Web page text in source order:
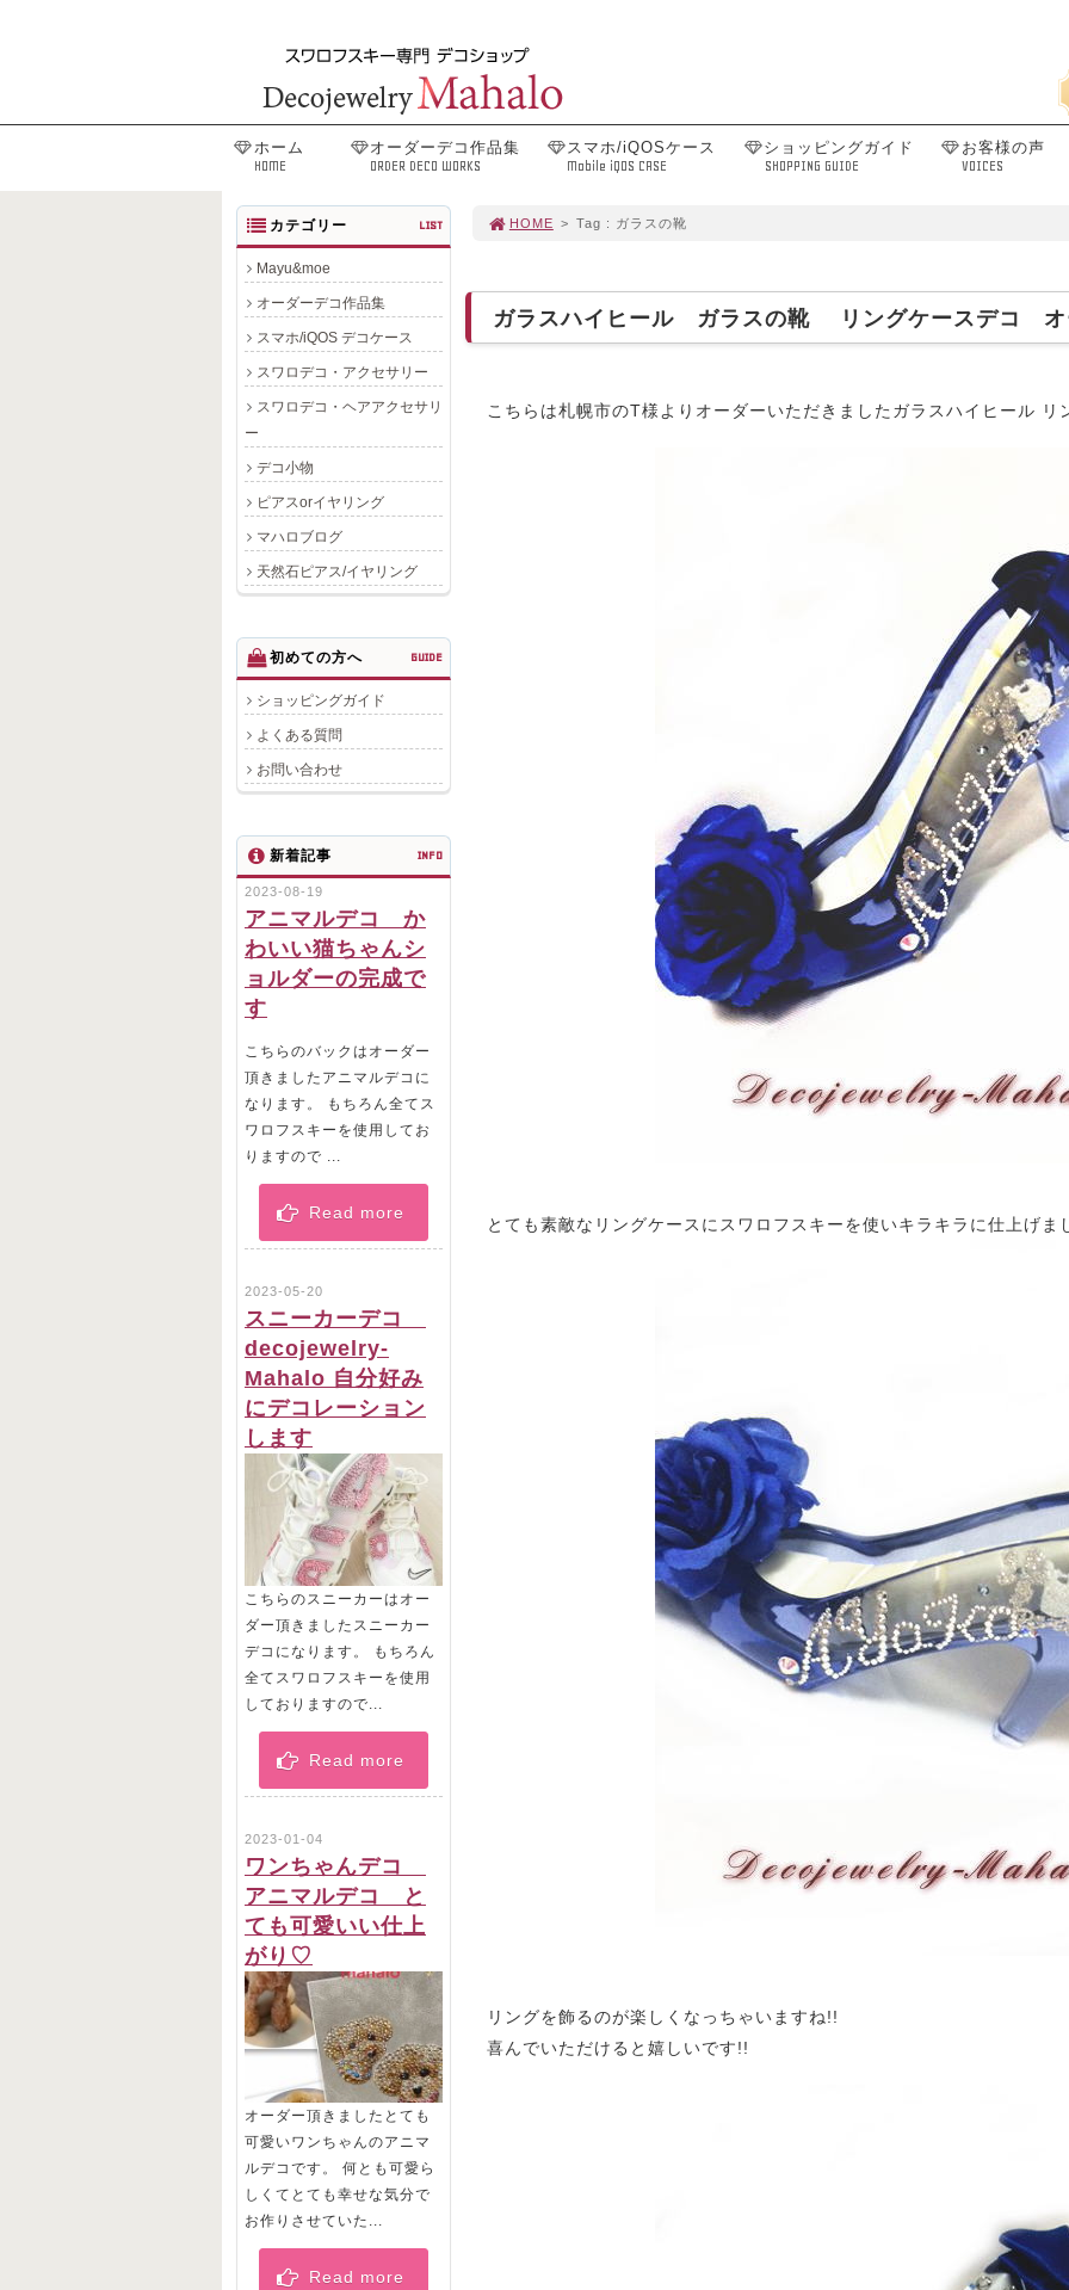
ホーム
HOME
オーダーデコ作品集
ORDER DECO WORKS
スマホ/iQOSケース
Mobile iQOS CASE
ショッピングガイド
SHOPPING GUIDE
お客様の声
VOICES
HOME > Tag : ガラスの靴
ガラスハイヒール ガラスの靴 リングケースデコ オ
こちらは札幌市のT様よりオーダーいただきましたガラスハイヒール リ
とても素敵なリングケースにスワロフスキーを使いキラキラに仕上げま
リングを飾るのが楽しくなっちゃいますね!!
喜んでいただけると嬉しいです!!
カテゴリー LIST
Mayu&moe
オーダーデコ作品集
スマホ/iQOS デコケース
スワロデコ・アクセサリー
スワロデコ・ヘアアクセサリ
ー
デコ小物
ピアスorイヤリング
マハロブログ
天然石ピアス/イヤリング
初めての方へ GUIDE
ショッピングガイド
よくある質問
お問い合わせ
新着記事 INFO
2023-08-19
アニマルデコ か
わいい猫ちゃんシ
ョルダーの完成で
す
こちらのバックはオーダー
頂きましたアニマルデコに
なります。 もちろん全てス
ワロフスキーを使用してお
りますので ...
Read more
2023-05-20
スニーカーデコ
decojewelry-
Mahalo 自分好み
にデコレーション
します
こちらのスニーカーはオー
ダー頂きましたスニーカー
デコになります。 もちろん
全てスワロフスキーを使用
しておりますので...
Read more
2023-01-04
ワンちゃんデコ
アニマルデコ と
ても可愛いい仕上
がり♡
オーダー頂きましたとても
可愛いワンちゃんのアニマ
ルデコです。 何とも可愛ら
しくてとても幸せな気分で
お作りさせていた...
Read more